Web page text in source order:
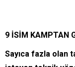
9 İSİM KAMPTAN
Sayıca fazla olan